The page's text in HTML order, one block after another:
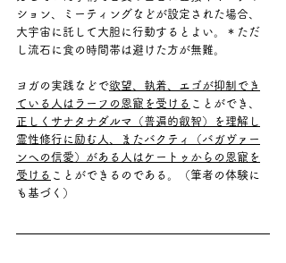
ション、ミーティングなどが設定された場合、
大宇宙に託して大胆に行動するとよい。＊ただ
し流石に食の時間帯は避けた方が無難。
ヨガの実践などで欲望、執着、エゴが抑制でき
ている人はラーフの恩寵を受ける ことができ、
正しくサナタナダルマ（普遍的叡智）を理解し
霊性修行に励む人、またバクティ（バガヴァー
ンへの信愛）がある人はケートゥからの恩寵を
受ける ことができるのである。（筆者の体験に
も基づく）